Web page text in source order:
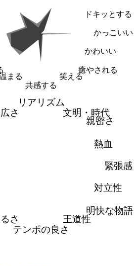
ドキッとする
かっこいい
かわいい
癒やされる
笑える
共感する
まる
リアリズム
文明・時代
親密さ
熱血
緊張感
対立性
明快な物語
王道性
テンポの良さ
さ
さ